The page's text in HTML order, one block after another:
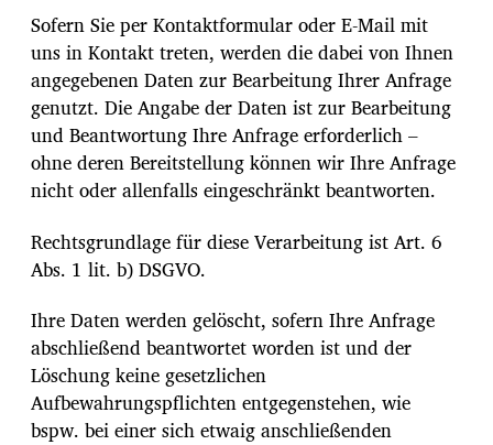
Sofern Sie per Kontaktformular oder E-Mail mit
uns in Kontakt treten, werden die dabei von Ihnen
angegebenen Daten zur Bearbeitung Ihrer Anfrage
genutzt. Die Angabe der Daten ist zur Bearbeitung
und Beantwortung Ihre Anfrage erforderlich –
ohne deren Bereitstellung können wir Ihre Anfrage
nicht oder allenfalls eingeschränkt beantworten.
Rechtsgrundlage für diese Verarbeitung ist Art. 6
Abs. 1 lit. b) DSGVO.
Ihre Daten werden gelöscht, sofern Ihre Anfrage
abschließend beantwortet worden ist und der
Löschung keine gesetzlichen
Aufbewahrungspflichten entgegenstehen, wie
bspw. bei einer sich etwaig anschließenden